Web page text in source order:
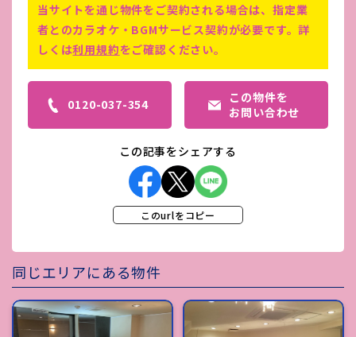
当サイトを通じ物件をご契約される場合は、指定業
者とのカラオケ・BGMサービス契約が必要です。詳
しくは利用規約をご確認ください。
0120-037-354
この物件を
お問い合わせ
この記事をシェアする
このurlをコピー
同じエリアにある物件